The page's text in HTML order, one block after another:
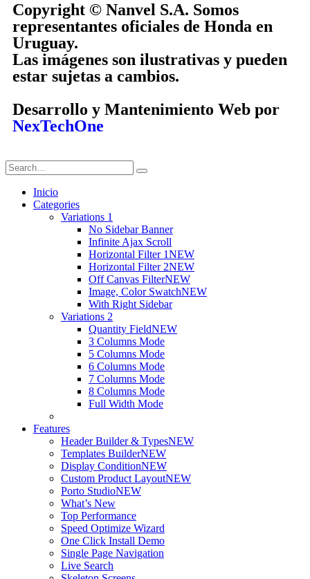
Copyright © Nanvel S.A. Somos
representantes oficiales de Honda en
Uruguay.
Las imágenes son ilustrativas y pueden
estar sujetas a cambios.
Desarrollo y Mantenimiento Web por
NexTechOne
Inicio
Categories
Variations 1
No Sidebar Banner
Infinite Ajax Scroll
Horizontal Filter 1NEW
Horizontal Filter 2NEW
Off Canvas FilterNEW
Image, Color SwatchNEW
With Right Sidebar
Variations 2
Quantity FieldNEW
3 Columns Mode
5 Columns Mode
6 Columns Mode
7 Columns Mode
8 Columns Mode
Full Width Mode
Features
Header Builder & TypesNEW
Templates BuilderNEW
Display ConditionNEW
Custom Product LayoutNEW
Porto StudioNEW
What’s New
Top Performance
Speed Optimize Wizard
One Click Install Demo
Single Page Navigation
Live Search